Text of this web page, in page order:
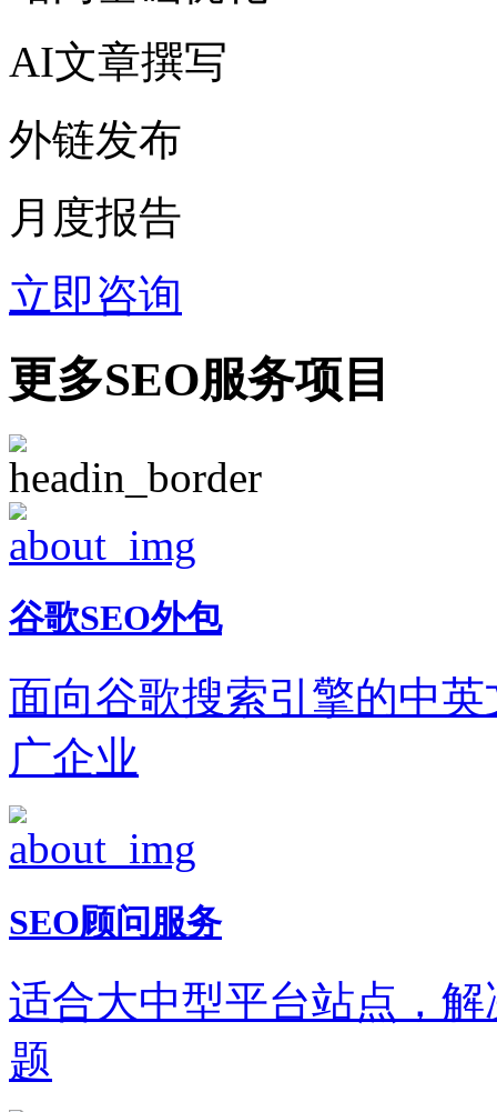
AI文章撰写
外链发布
月度报告
立即咨询
更多SEO服务项目
谷歌SEO外包
面向谷歌搜索引擎的中
广企业
SEO顾问服务
适合大中型平台站点，
题